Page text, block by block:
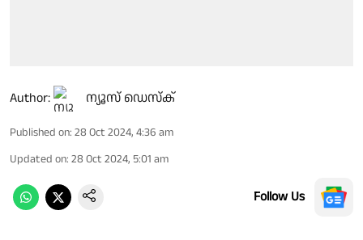
Author: ന്യൂസ് ഡെസ്ക്
Published on: 28 Oct 2024, 4:36 am
Updated on: 28 Oct 2024, 5:01 am
Follow Us